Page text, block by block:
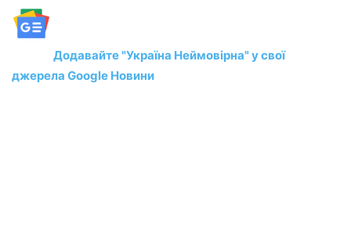
Додавайте "Україна Неймовірна" у свої
джерела Google Новини